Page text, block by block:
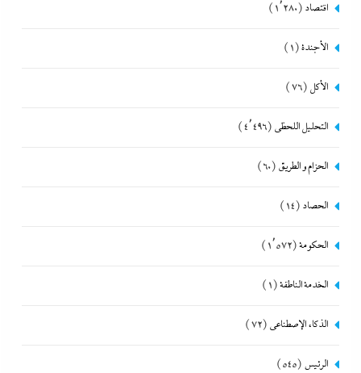
اقتصاد (1٬280)
الأجندة(1)
الأكل (76)
التحليل اللحظي (4٬496)
الحزام و الطريق (60)
الحصاد (14)
الحكومة(1٬572)
الخدمة الناطقة(1)
الذكاء الإصطناعي (72)
الرئيس (545)